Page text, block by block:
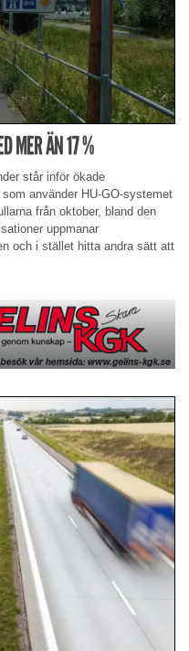
MER ÄN 17 %
står inför ökade
använder HU-GO-systemet
från oktober, bland den
uppmanar
och i stället hitta andra sätt att